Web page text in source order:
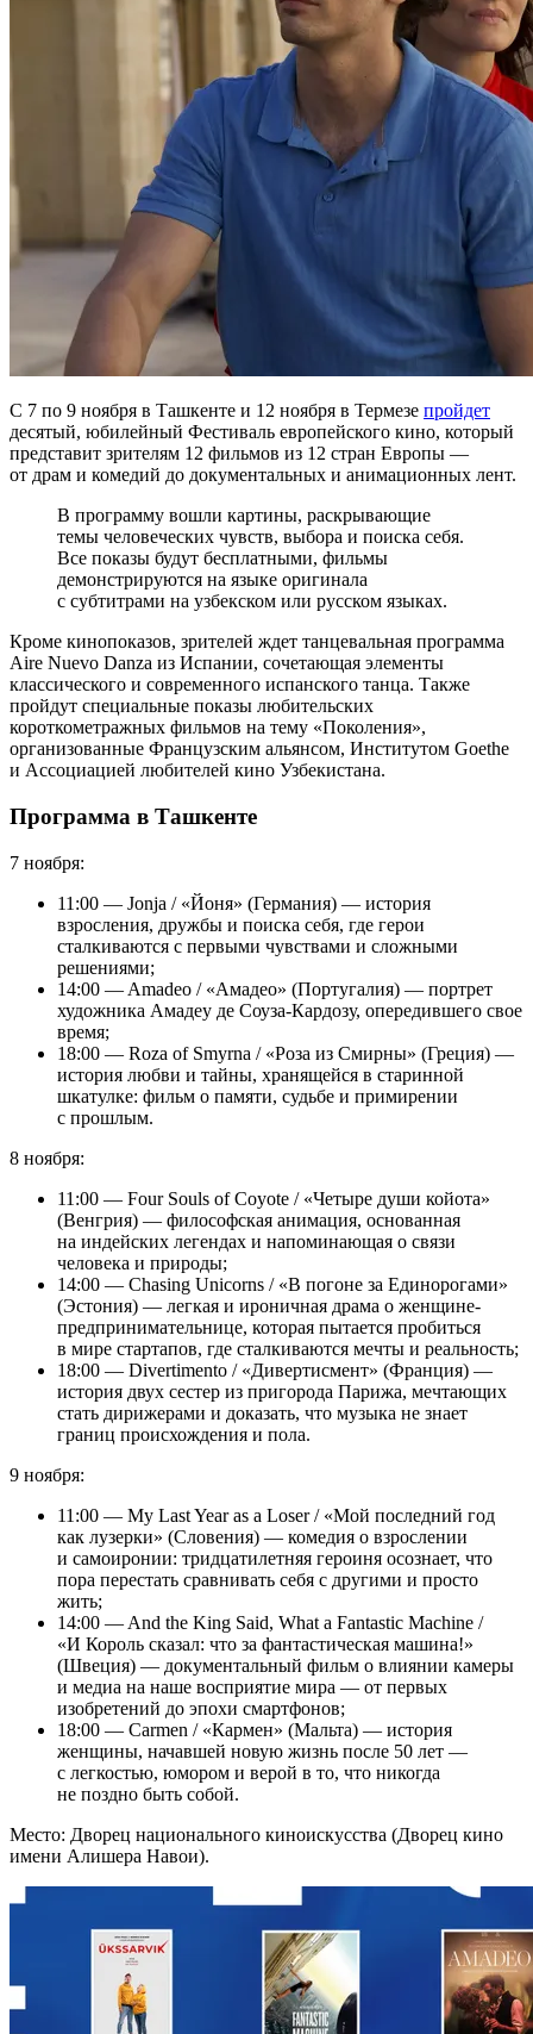
С 7 по 9 ноября в Ташкенте и 12 ноября в Термезе пройдет
десятый, юбилейный Фестиваль европейского кино, который
представит зрителям 12 фильмов из 12 стран Европы —
от драм и комедий до документальных и анимационных лент.
В программу вошли картины, раскрывающие
темы человеческих чувств, выбора и поиска себя.
Все показы будут бесплатными, фильмы
демонстрируются на языке оригинала
с субтитрами на узбекском или русском языках.
Кроме кинопоказов, зрителей ждет танцевальная программа
Aire Nuevo Danza из Испании, сочетающая элементы
классического и современного испанского танца. Также
пройдут специальные показы любительских
короткометражных фильмов на тему «Поколения»,
организованные Французским альянсом, Институтом Goethe
и Ассоциацией любителей кино Узбекистана.
Программа в Ташкенте
7 ноября:
11:00 — Jonja / «Йоня» (Германия) — история
взросления, дружбы и поиска себя, где герои
сталкиваются с первыми чувствами и сложными
решениями;
14:00 — Amadeo / «Амадео» (Португалия) — портрет
художника Амадеу де Соуза-Кардозу, опередившего свое
время;
18:00 — Roza of Smyrna / «Роза из Смирны» (Греция) —
история любви и тайны, хранящейся в старинной
шкатулке: фильм о памяти, судьбе и примирении
с прошлым.
8 ноября:
11:00 — Four Souls of Coyote / «Четыре души койота»
(Венгрия) — философская анимация, основанная
на индейских легендах и напоминающая о связи
человека и природы;
14:00 — Chasing Unicorns / «В погоне за Единорогами»
(Эстония) — легкая и ироничная драма о женщине-
предпринимательнице, которая пытается пробиться
в мире стартапов, где сталкиваются мечты и реальность;
18:00 — Divertimento / «Дивертисмент» (Франция) —
история двух сестер из пригорода Парижа, мечтающих
стать дирижерами и доказать, что музыка не знает
границ происхождения и пола.
9 ноября:
11:00 — My Last Year as a Loser / «Мой последний год
как лузерки» (Словения) — комедия о взрослении
и самоиронии: тридцатилетняя героиня осознает, что
пора перестать сравнивать себя с другими и просто
жить;
14:00 — And the King Said, What a Fantastic Machine /
«И Король сказал: что за фантастическая машина!»
(Швеция) — документальный фильм о влиянии камеры
и медиа на наше восприятие мира — от первых
изобретений до эпохи смартфонов;
18:00 — Carmen / «Кармен» (Мальта) — история
женщины, начавшей новую жизнь после 50 лет —
с легкостью, юмором и верой в то, что никогда
не поздно быть собой.
Место: Дворец национального киноискусства (Дворец кино
имени Алишера Навои).